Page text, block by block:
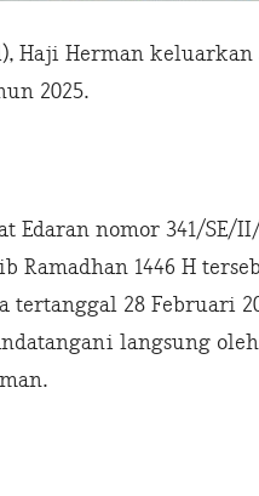
Herman keluarkan
2025.
Edaran nomor 341/SE/
Ramadhan 1446 H
tertanggal 28 Februari
langsung